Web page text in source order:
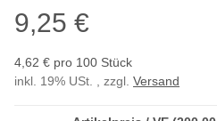
9,25 €
4,62 € pro 100 Stück
inkl. 19% USt. , zzgl. Versand